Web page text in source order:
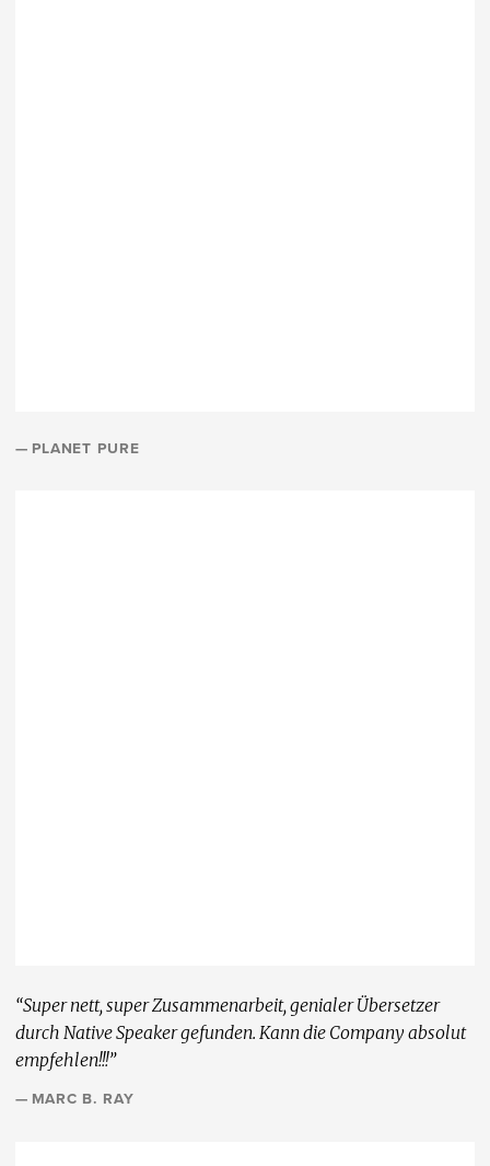
— PLANET PURE
“Super nett, super Zusammenarbeit, genialer Übersetzer
durch Native Speaker gefunden. Kann die Company absolut
empfehlen!!!”
— MARC B. RAY